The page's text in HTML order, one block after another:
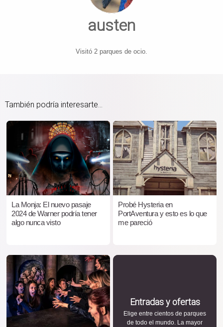
austen
Visitó 2 parques de ocio.
También podría interesarte...
La Monja: El nuevo pasaje
2024 de Warner podría tener
algo nunca visto
Probé Hysteria en
PortAventura y esto es lo que
me pareció
Entradas y ofertas
Elige entre cientos de parques
de todo el mundo. La mayor